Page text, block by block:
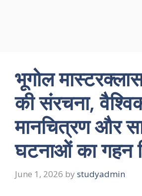
भूगोल
की संरचना,
मानचित्रण और
घटनाओं का गहन
June 1, 2026 by studyadmin